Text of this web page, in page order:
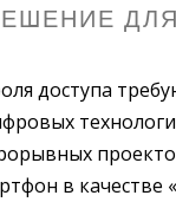
доступа
в